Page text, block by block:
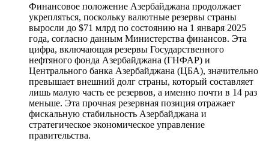
Финансовое положение Азербайджана продолжает
укрепляться, поскольку валютные резервы страны
выросли до $71 млрд по состоянию на 1 января 2025
года, согласно данным Министерства финансов. Эта
цифра, включающая резервы Государственного
нефтяного фонда Азербайджана (ГНФАР) и
Центрального банка Азербайджана (ЦБА), значительно
превышает внешний долг страны, который составляет
лишь малую часть ее резервов, а именно почти в 14 раз
меньше. Эта прочная резервная позиция отражает
фискальную стабильность Азербайджана и
стратегическое экономическое управление
правительства.